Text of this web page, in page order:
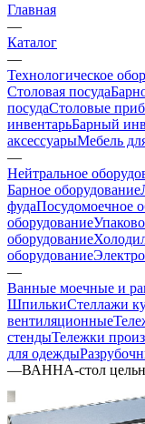
Главная
—
Каталог
—
Технологическое
Столовая посуда
посудаСтоловые
инвентарьБарный
аксессуарыМебель
—
Нейтральное
Барное оборудование
фудаПосудомоечное
оборудование
оборудование
оборудование
—
Ванные моечные и
ШпилькиСтеллажи
вентиляционные
стендыТележки
для одежды
—ВАННА-стол